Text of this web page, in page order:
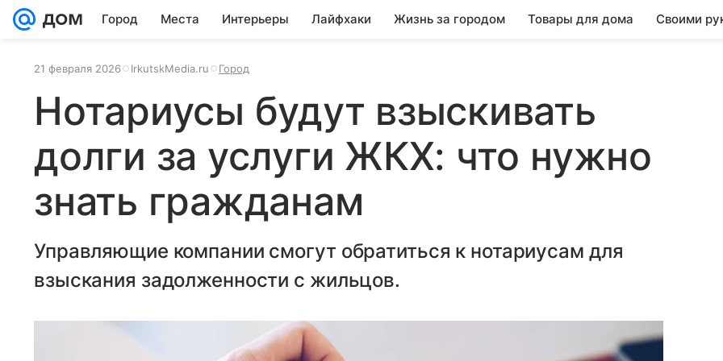
Город Места Интерьеры Лайфхаки Жизнь за городом Товары для дома Своими
21 февраля 2026 IrkutskMedia.ru Город
Нотариусы будут взыскивать
долги за услуги ЖКХ: что нужно
знать гражданам
Управляющие компании смогут обратиться к нотариусам для
взыскания задолженности с жильцов.